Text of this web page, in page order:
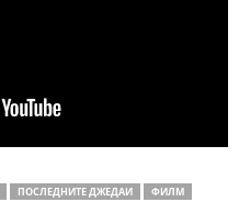
ПОСЛЕДНИТЕ ДЖЕДАИ ФИЛМ